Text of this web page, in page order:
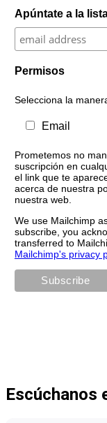
Apúntate a la
Permisos
Selecciona la
Email
Prometemos no
suscripción en
el link que te
acerca de nuestra
nuestra web.
We use Mailchimp
subscribe, you
transferred to
Mailchimp's privacy
Escúchanos